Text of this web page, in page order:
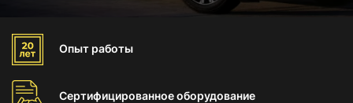
Опыт работы
Сертифицированноеоборудование